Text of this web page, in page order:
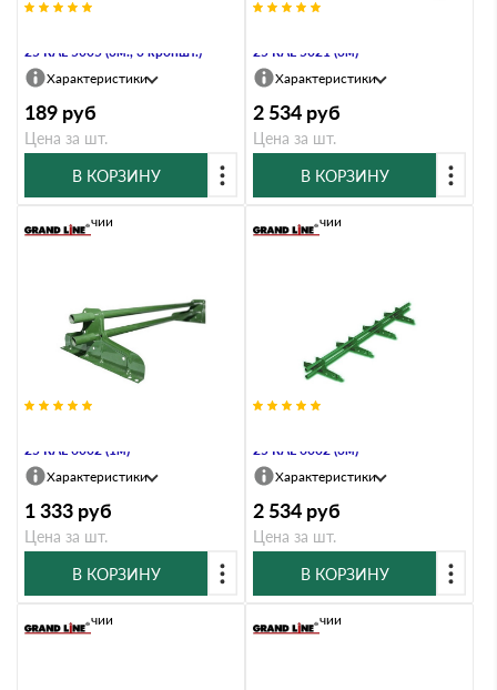
25 RAL 5005 (3м., 3 кроншт.)
Характеристики
189 руб
Цена за шт.
В КОРЗИНУ
25 RAL 5021 (3м)
Характеристики
2 534 руб
Цена за шт.
В КОРЗИНУ
25 RAL 6002 (1м)
В наличии
Характеристики
1 333 руб
Цена за шт.
В КОРЗИНУ
25 RAL 6002 (3м)
В наличии
Характеристики
2 534 руб
Цена за шт.
В КОРЗИНУ
В наличии В наличии